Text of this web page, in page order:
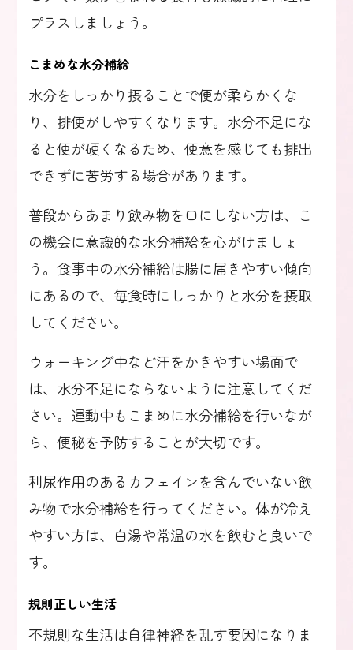
プラスしましょう。
こまめな水分補給
水分をしっかり摂ることで便が柔らかくな
り、排便がしやすくなります。水分不足にな
ると便が硬くなるため、便意を感じても排出
できずに苦労する場合があります。
普段からあまり飲み物を口にしない方は、こ
の機会に意識的な水分補給を心がけましょ
う。食事中の水分補給は腸に届きやすい傾向
にあるので、毎食時にしっかりと水分を摂取
してください。
ウォーキング中など汗をかきやすい場面で
は、水分不足にならないように注意してくだ
さい。運動中もこまめに水分補給を行いなが
ら、便秘を予防することが大切です。
利尿作用のあるカフェインを含んでいない飲
み物で水分補給を行ってください。体が冷え
やすい方は、白湯や常温の水を飲むと良いで
す。
規則正しい生活
不規則な生活は自律神経を乱す要因になりま